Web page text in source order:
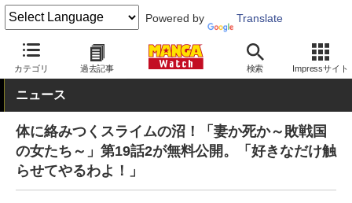
Powered by Translate
カテゴリ 過去記事 検索 Impressサイト
MANGA Watch 青年
ニュース
体に絡みつくスライムの沼！「妻か死か～敗戦国
の女たち～」第19話2が無料公開。「好きなだけ触
らせてやるわよ！」